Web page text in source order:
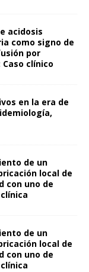
acidosis
como signo de
por
clínico
en la era de
de un
local de
con uno de
de un
local de
con uno de